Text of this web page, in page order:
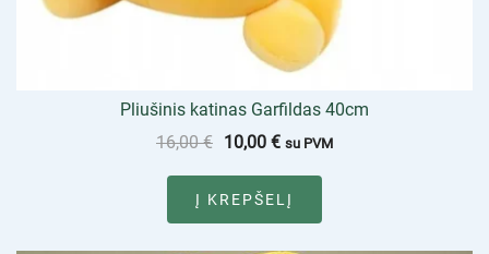
Pliušinis katinas Garfildas 40cm
16,00€ 10,00 € su PVM
Į KREPŠELĮ